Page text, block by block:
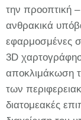
την προοπτική
ανθρακικά
εφαρμοσμένες
3D
αποκλιμάκωση
των
διατομεακές